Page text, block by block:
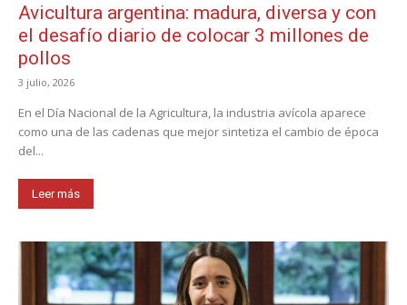
Avicultura argentina: madura, diversa y con
el desafío diario de colocar 3 millones de
pollos
3 julio, 2026
En el Día Nacional de la Agricultura, la industria avícola aparece
como una de las cadenas que mejor sintetiza el cambio de época
del...
Leer más